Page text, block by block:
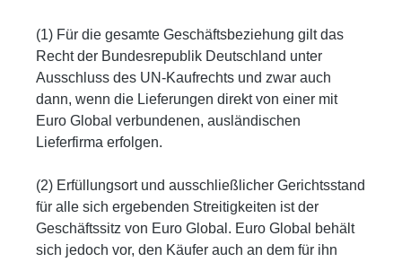
(1) Für die gesamte Geschäftsbeziehung gilt das
Recht der Bundesrepublik Deutschland unter
Ausschluss des UN-Kaufrechts und zwar auch
dann, wenn die Lieferungen direkt von einer mit
Euro Global verbundenen, ausländischen
Lieferfirma erfolgen.
(2) Erfüllungsort und ausschließlicher Gerichtsstand
für alle sich ergebenden Streitigkeiten ist der
Geschäftssitz von Euro Global. Euro Global behält
sich jedoch vor, den Käufer auch an dem für ihn